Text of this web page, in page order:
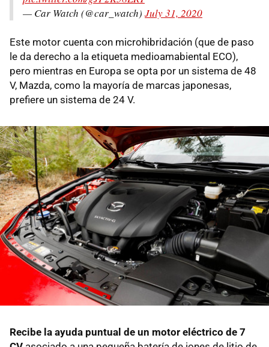
— Car Watch (@car_watch) July 31, 2020
Este motor cuenta con microhibridación (que de paso
le da derecho a la etiqueta medioamabiental ECO),
pero mientras en Europa se opta por un sistema de 48
V, Mazda, como la mayoría de marcas japonesas,
prefiere un sistema de 24 V.
Recibe la ayuda puntual de un motor eléctrico de 7